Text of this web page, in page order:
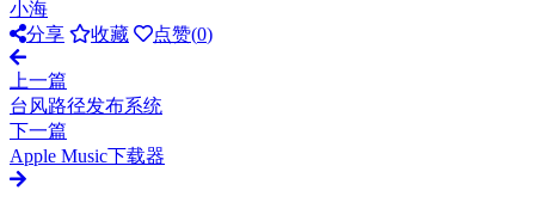
小海
分享
收藏 点赞(0)
上一篇
台风路径发布系统
下一篇
Apple Music下载器